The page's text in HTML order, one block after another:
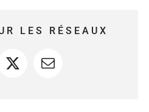
LES RÉSEAUX
X Courriel